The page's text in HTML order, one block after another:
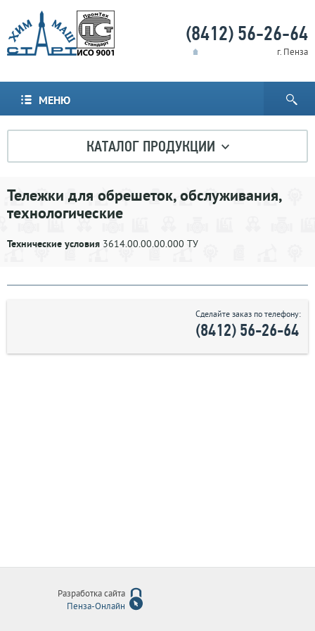
(8412) 56-26-64
г. Пенза
МЕНЮ
КАТАЛОГ ПРОДУКЦИИ
Тележки для обрешеток, обслуживания,
технологические
Технические условия 3614.00.00.00.000 ТУ
Сделайте заказ по телефону:
(8412) 56-26-64
Разработка сайта
Пенза-Онлайн